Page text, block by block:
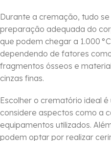
Durante a cremação, tudo
preparação adequada do
que podem chegar a 1.000
dependendo de fatores
fragmentos ósseos e
cinzas finas.
Escolher o crematório ideal
considere aspectos como a
equipamentos utilizados.
podem optar por realizar